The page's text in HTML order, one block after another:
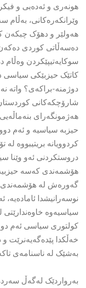
هونەری و ئەدەبی و
وێرانکەرەکانی،
هەولێر و دهۆک چبکەن
دەسەڵاتی کوردی
سوکایەتیپێکردن
کاتێک حیزبێکی سیاسی
دوژمنە-براکەی؟ واتە
شارۆچکەکانی
هەژمونگەرای
حیزبە سیاسیە و ئەم
کردوویانە بریتیبووە
دروستکردنی ئەو وێنا
هۆشمەندی کەسە
گەورەش لە هۆشمەندی
نوسەرانیشدا
سیاسیەوە
کولتوری سیاسی ئەم
خەڵکدا پێدەگەیەنرێت و
بەشێک لە ناسنامەی
بەرواردێک لەگەڵ